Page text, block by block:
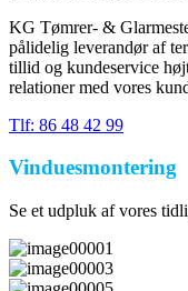
KG Tømrer- &
pålidelig leverandør af
tillid og kundeservice
relationer med vores
Tlf: 86 48 42 99
Vinduesmontering
Se et udpluk af vores